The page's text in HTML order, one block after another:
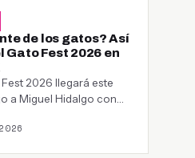
de los gatos? Así
Gato Fest 2026 en
2026 llegará este
a Miguel Hidalgo con